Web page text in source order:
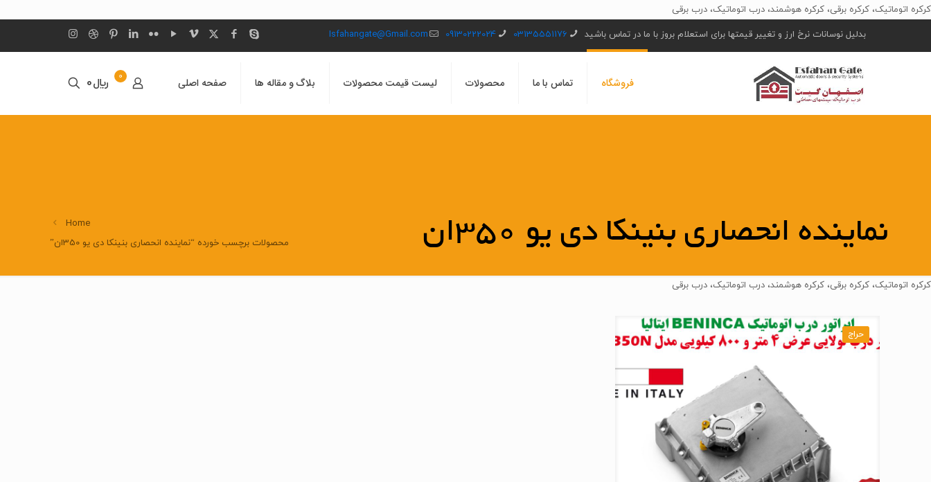
کرکره اتوماتیک، کرکره برقی، کرکره هوشمند، درب اتوماتیک، درب برقی
بدلیل نوسانات نرخ ارز و تغییر قیمتها برای استعلام بروز با ما در تماس باشید
03135551176
09130222024
Isfahangate@Gmail.com
فروشگاه تماس با ما محصولات لیست قیمت محصولات بلاگ و مقاله ها صفحه اصلی 0 ﷼0
نماینده انحصاری بنینکا دی یو 350ان
Home
محصولات برچسب خورده “نماینده انحصاری بنینکا دی یو 350ان”
کرکره اتوماتیک، کرکره برقی، کرکره هوشمند، درب اتوماتیک، درب برقی
حراج